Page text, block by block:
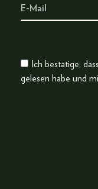
Ich bestätige,
gelesen habe und